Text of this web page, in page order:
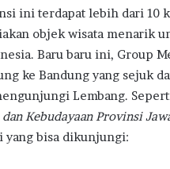
ini terdapat lebih dari 10
objek wisata menarik
Baru baru ini, Group
ke Bandung yang sejuk
Lembang.
Kebudayaan Provinsi
yang bisa dikunjungi: